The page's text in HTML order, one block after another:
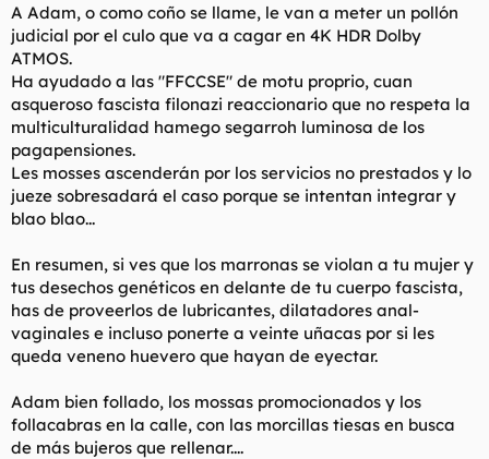
A Adam, o como coño se llame, le van a meter un pollón
judicial por el culo que va a cagar en 4K HDR Dolby
ATMOS.
Ha ayudado a las "FFCCSE" de motu proprio, cuan
asqueroso fascista filonazi reaccionario que no respeta la
multiculturalidad hamego segarroh luminosa de los
pagapensiones.
Les mosses ascenderán por los servicios no prestados y lo
jueze sobresadará el caso porque se intentan integrar y
blao blao...
En resumen, si ves que los marronas se violan a tu mujer y
tus desechos genéticos en delante de tu cuerpo fascista,
has de proveerlos de lubricantes, dilatadores anal-
vaginales e incluso ponerte a veinte uñacas por si les
queda veneno huevero que hayan de eyectar.
Adam bien follado, los mossas promocionados y los
follacabras en la calle, con las morcillas tiesas en busca
de más bujeros que rellenar....